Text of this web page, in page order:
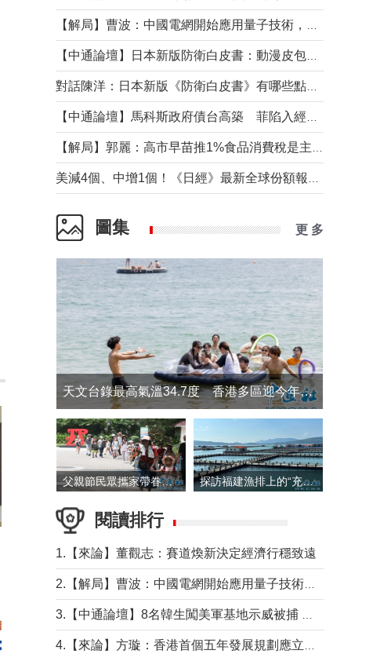
圖集 更 多
天文台錄最高氣溫34.7度 香港多區迎今年最熱一天
父親節民眾攜家帶眷出遊 探訪福建漁排上的“充電寶”
閱讀排行
1.【來論】董觀志：賽道煥新決定經濟行穩致遠